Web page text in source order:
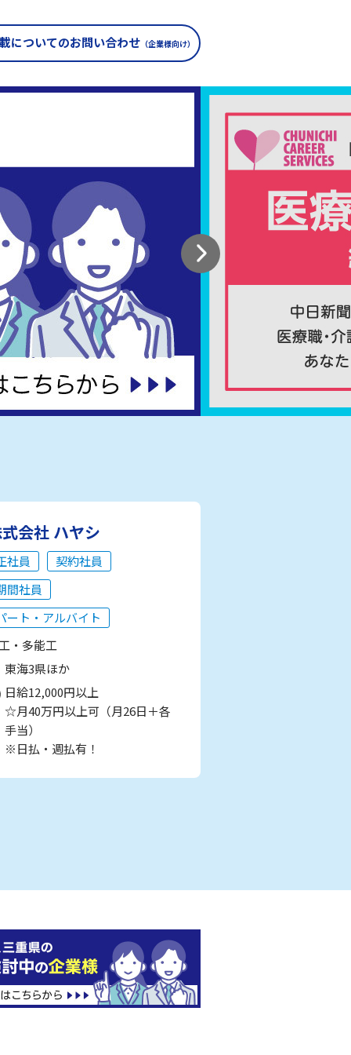
についてのお問い合わせ （企業様向け）
会社 ハヤシ
社員
契約社員
間社員
ート・アルバイト
・多能工
東海3県ほか
日給12,000円以上
☆月40万円以上可（月26日＋各
手当）
※日払・週払有！